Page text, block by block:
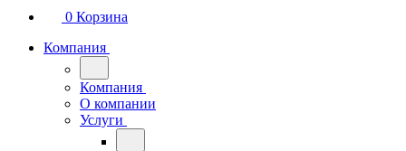
0 Корзина
Компания
Компания
О компании
Услуги